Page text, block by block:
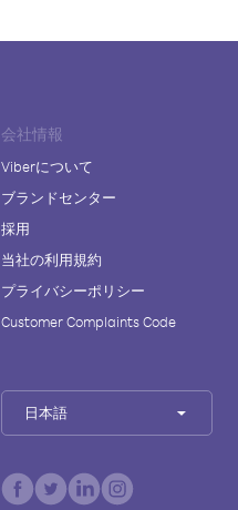
会社情報
Viberについて
ブランドセンター
採用
当社の利用規約
プライバシーポリシー
Customer Complaints Code
日本語